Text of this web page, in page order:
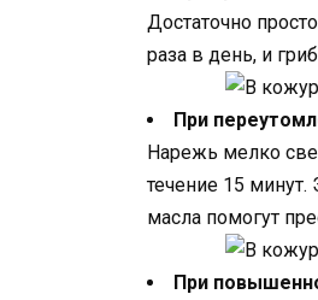
Достаточно
раза в день, и
При
Нарежь мелко
течение 15
масла помогут
При